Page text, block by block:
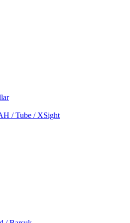
/ Tube / XSight